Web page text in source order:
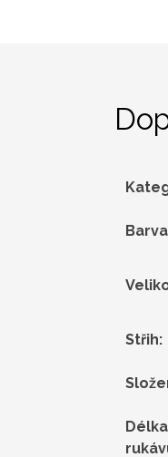
Barva
Střih:
Délka